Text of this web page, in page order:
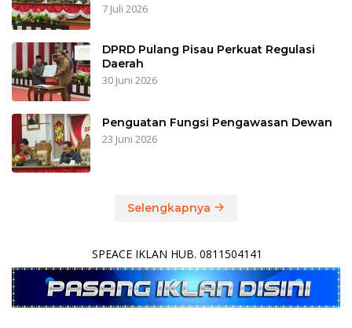
7 Juli 2026
DPRD Pulang Pisau Perkuat Regulasi
Daerah
30 Juni 2026
Penguatan Fungsi Pengawasan Dewan
23 Juni 2026
Selengkapnya
SPEACE IKLAN HUB. 0811504141